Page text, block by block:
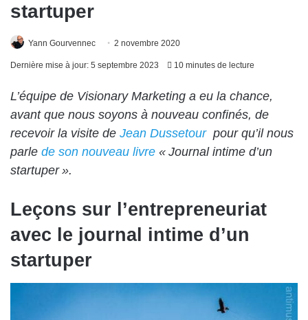
startuper
Yann Gourvennec 2 novembre 2020
Dernière mise à jour: 5 septembre 2023 10 minutes de lecture
L’équipe de Visionary Marketing a eu la chance,
avant que nous soyons à nouveau confinés, de
recevoir la visite de Jean Dussetourpour qu’il nous
parle de son nouveau livre « Journal intime d’un
startuper ».
Leçons sur l’entrepreneuriat
avec le journal intime d’un
startuper